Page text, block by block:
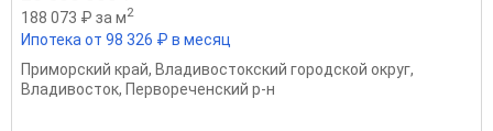
188 073 ₽ за м2
Ипотека от 98 326 ₽ в месяц
Приморский край, Владивостокский городской округ,
Владивосток, Первореченский р-н